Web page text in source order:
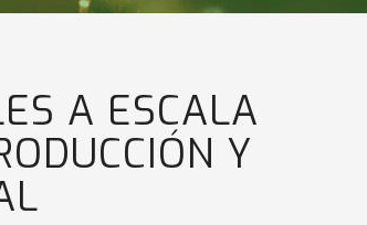
A ESCALA
Y